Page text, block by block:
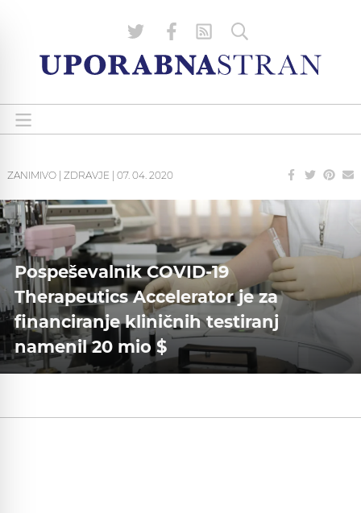
ZANIMIVO ZDRAVJE 07. 04. 2020
Pospeševalnik COVID-19
Therapeutics Accelerator je za
financiranje kliničnih testiranj
namenil 20 mio $